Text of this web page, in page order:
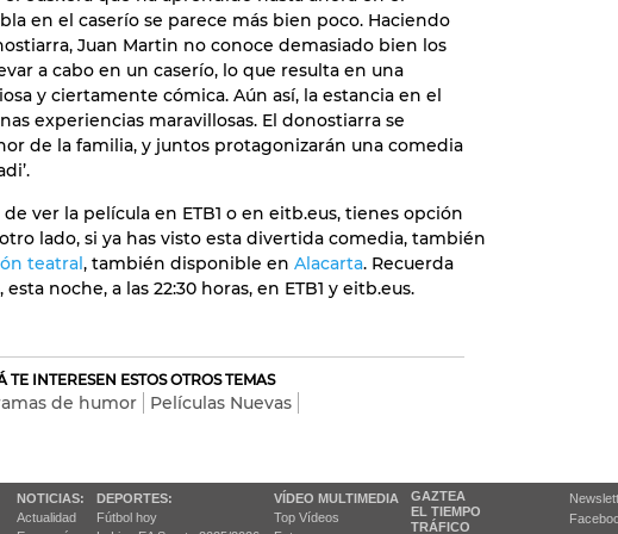
en el caserío se parece más bien poco. Haciendo
Juan Martin no conoce demasiado bien los
a cabo en un caserío, lo que resulta en una
y ciertamente cómica. Aún así, la estancia en el
experiencias maravillosas. El donostiarra se
de la familia, y juntos protagonizarán una comedia
ver la película en ETB1 o en eitb.eus, tienes opción
lado, si ya has visto esta divertida comedia, también
teatral, también disponible en Alacarta. Recuerda
noche, a las 22:30 horas, en ETB1 y eitb.eus.
TE INTERESEN ESTOS OTROS TEMAS
de humor
Películas Nuevas
NOTICIAS:
Actualidad
DEPORTES:
Fútbol hoy
VÍDEO MULTIMEDIA
Top Vídeos
GAZTEA
EL TIEMPO
TRÁFICO